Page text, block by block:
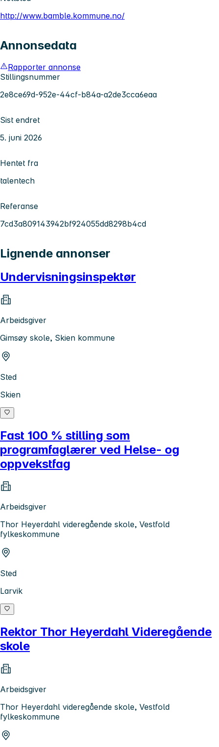
http://www.bamble.kommune.no/
Annonsedata
Rapporter annonse
Stillingsnummer
2e8ce69d-952e-44cf-b84a-a2de3cca6eaa
Sist endret
5. juni 2026
Hentet fra
talentech
Referanse
7cd3a809143942bf924055dd8298b4cd
Lignende annonser
Undervisningsinspektør
Arbeidsgiver
Gimsøy skole, Skien kommune
Sted
Skien
Fast 100 % stilling som
programfaglærer ved Helse- og
oppvekstfag
Arbeidsgiver
Thor Heyerdahl videregående skole, Vestfold
fylkeskommune
Sted
Larvik
Rektor Thor Heyerdahl Videregående
skole
Arbeidsgiver
Thor Heyerdahl videregående skole, Vestfold
fylkeskommune